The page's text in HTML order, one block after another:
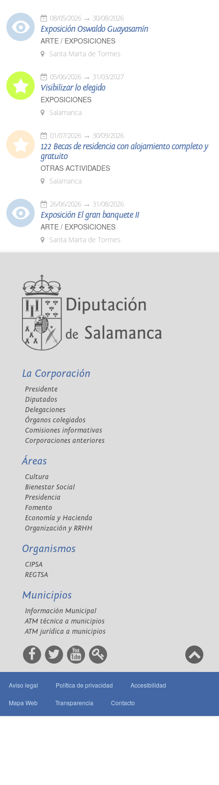
08/05/2026 30/08/2026
Exposición Oswaldo Guayasamín
ARTE / EXPOSICIONES
Santa Marta de Tormes
05/06/2026 31/03/2027
Visibilizar lo elegido
EXPOSICIONES
Salamanca
01/07/2026 30/09/2026
122 Becas de residencia con alojamiento completo y
gratuito
OTRAS ACTIVIDADES
Salamanca
26/06/2026 31/08/2026
Exposición El gran banquete II
ARTE / EXPOSICIONES
Santa Marta de Tormes
La Corporación
Presidente
Diputados
Delegaciones
Órganos colegiados
Comisiones informativas
Corporaciones anteriores
Áreas
Cultura
Bienestar Social
Presidencia
Fomento
Economía y Hacienda
Organización y RRHH
Organismos
CIPSA
REGTSA
Municipios
Información Municipal
ATM técnica a municipios
ATM jurídica a municipios
Aviso legal Política de privacidad Accesibilidad
Mapa Web Transparencia Contacto